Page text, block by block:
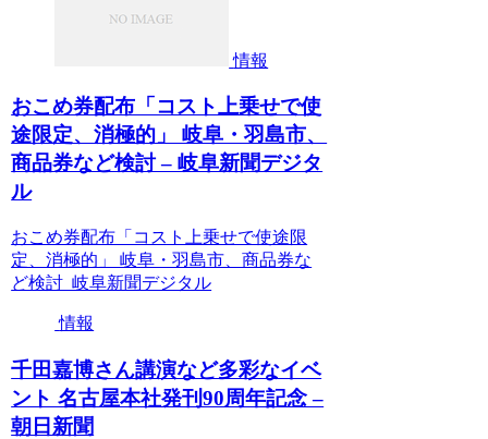
情報
おこめ券配布「コスト上乗せで使
途限定、消極的」 岐阜・羽島市、
商品券など検討 – 岐阜新聞デジタ
ル
おこめ券配布「コスト上乗せで使途限
定、消極的」 岐阜・羽島市、商品券な
ど検討 岐阜新聞デジタル
情報
千田嘉博さん講演など多彩なイベ
ント 名古屋本社発刊90周年記念 –
朝日新聞